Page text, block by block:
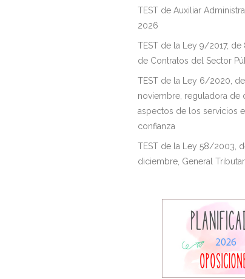
TEST de Auxiliar
2026
TEST de la Ley 9/2017,
de Contratos del Sector
TEST de la Ley 6/2020, de
noviembre, reguladora de
aspectos de los servicios
confianza
TEST de la Ley 58/2003,
diciembre, General